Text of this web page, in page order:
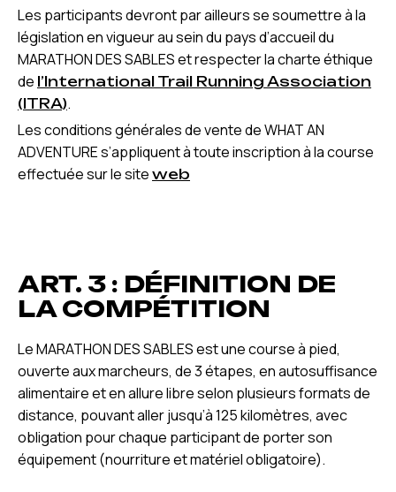
Les participants devront par ailleurs se soumettre à la
législation en vigueur au sein du pays d’accueil du
MARATHON DES SABLES et respecter la charte éthique
de l’International Trail Running Association
(ITRA).
Les conditions générales de vente de WHAT AN
ADVENTURE s’appliquent à toute inscription à la course
effectuée sur le site web
ART. 3 : DÉFINITION DE
LA COMPÉTITION
Le MARATHON DES SABLES est une course à pied,
ouverte aux marcheurs, de 3 étapes, en autosuffisance
alimentaire et en allure libre selon plusieurs formats de
distance, pouvant aller jusqu’à 125 kilomètres, avec
obligation pour chaque participant de porter son
équipement (nourriture et matériel obligatoire).